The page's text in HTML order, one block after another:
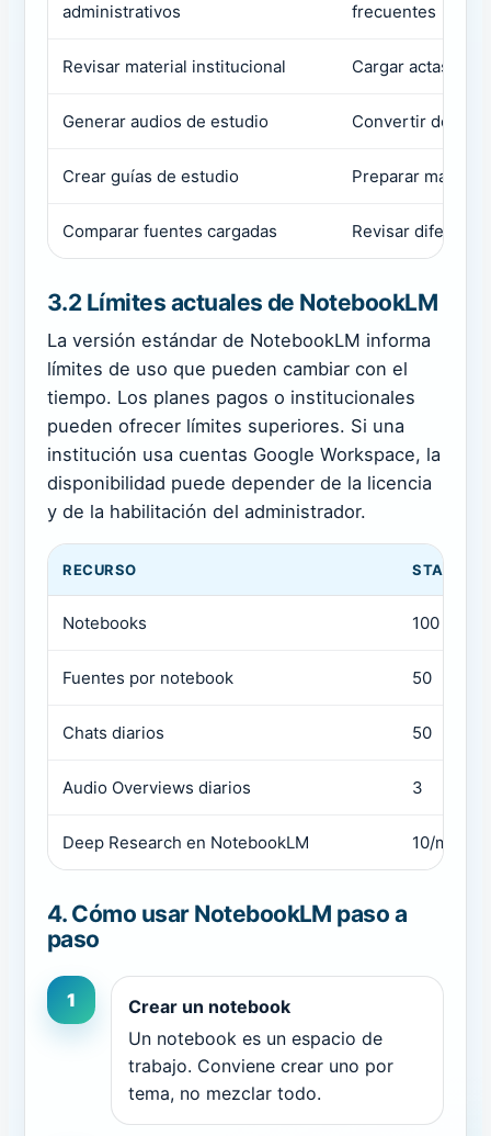
administrativos
frecuentes
Revisar material institucional Cargar actas,
Generar audios de estudio Convertir
Crear guías de estudio Preparar
Comparar fuentes cargadas Revisar
3.2 Límites actuales de NotebookLM
La versión estándar de NotebookLM informa
límites de uso que pueden cambiar con el
tiempo. Los planes pagos o institucionales
pueden ofrecer límites superiores. Si una
institución usa cuentas Google Workspace, la
disponibilidad puede depender de la licencia
y de la habilitación del administrador.
RECURSO
Notebooks 100
Fuentes por notebook 50
Chats diarios 50
Audio Overviews diarios 3
Deep Research en NotebookLM 10/mes
4. Cómo usar NotebookLM paso a
paso
1
Crear un notebook
Un notebook es un espacio de
trabajo. Conviene crear uno por
tema, no mezclar todo.